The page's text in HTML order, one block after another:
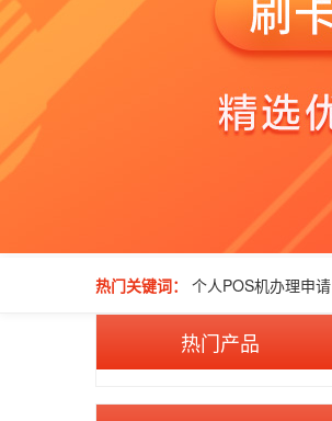
热门关键词： 个人POS机办理申请
热门产品